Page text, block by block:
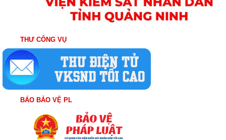
THƯ CÔNG VỤ
BÁO BẢO VỆ PL